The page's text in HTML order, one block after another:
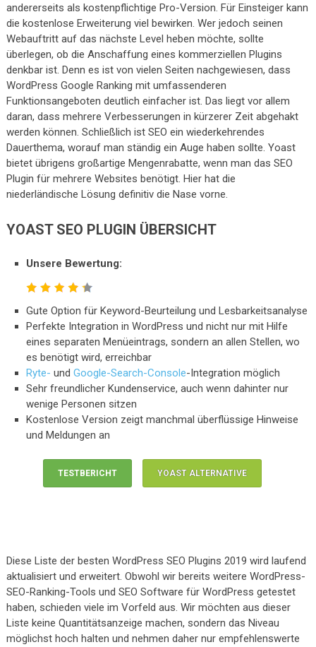
andererseits als kostenpflichtige Pro-Version. Für Einsteiger kann
die kostenlose Erweiterung viel bewirken. Wer jedoch seinen
Webauftritt auf das nächste Level heben möchte, sollte
überlegen, ob die Anschaffung eines kommerziellen Plugins
denkbar ist. Denn es ist von vielen Seiten nachgewiesen, dass
WordPress Google Ranking mit umfassenderen
Funktionsangeboten deutlich einfacher ist. Das liegt vor allem
daran, dass mehrere Verbesserungen in kürzerer Zeit abgehakt
werden können. Schließlich ist SEO ein wiederkehrendes
Dauerthema, worauf man ständig ein Auge haben sollte. Yoast
bietet übrigens großartige Mengenrabatte, wenn man das SEO
Plugin für mehrere Websites benötigt. Hier hat die
niederländische Lösung definitiv die Nase vorne.
YOAST SEO PLUGIN ÜBERSICHT
Unsere Bewertung:
Gute Option für Keyword-Beurteilung und Lesbarkeitsanalyse
Perfekte Integration in WordPress und nicht nur mit Hilfe
eines separaten Menüeintrags, sondern an allen Stellen, wo
es benötigt wird, erreichbar
Ryte- undGoogle-Search-Console-Integration möglich
Sehr freundlicher Kundenservice, auch wenn dahinter nur
wenige Personen sitzen
Kostenlose Version zeigt manchmal überflüssige Hinweise
und Meldungen an
TESTBERICHT YOAST ALTERNATIVE
Diese Liste der besten WordPress SEO Plugins 2019 wird laufend
aktualisiert und erweitert. Obwohl wir bereits weitere WordPress-
SEO-Ranking-Tools und SEO Software für WordPress getestet
haben, schieden viele im Vorfeld aus. Wir möchten aus dieser
Liste keine Quantitätsanzeige machen, sondern das Niveau
möglichst hoch halten und nehmen daher nur empfehlenswerte